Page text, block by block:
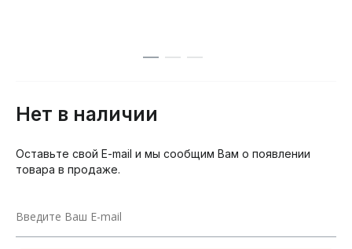
Нет в наличии
Оставьте свой E-mail и мы сообщим Вам о появлении
товара в продаже.